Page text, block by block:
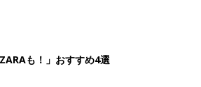
も！」おすすめ4選